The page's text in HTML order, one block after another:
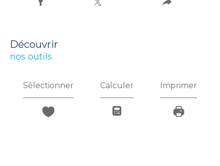
découvrir
nos outils
Sélectionner Calculer Imprimer